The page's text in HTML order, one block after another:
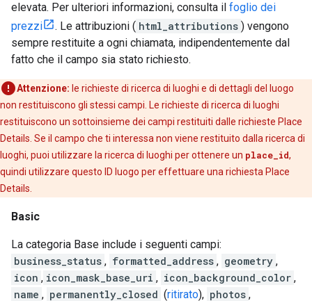
elevata. Per ulteriori informazioni, consulta il foglio dei
prezzi
. Le attribuzioni ( html_attributions ) vengono
sempre restituite a ogni chiamata, indipendentemente dal
fatto che il campo sia stato richiesto.
Attenzione: le richieste di ricerca di luoghi e di dettagli del luogo
non restituiscono gli stessi campi. Le richieste di ricerca di luoghi
restituiscono un sottoinsieme dei campi restituiti dalle richieste Place
Details. Se il campo che ti interessa non viene restituito dalla ricerca di
luoghi, puoi utilizzare la ricerca di luoghi per ottenere un place_id,
quindi utilizzare questo ID luogo per effettuare una richiesta Place
Details.
Basic
La categoria Base include i seguenti campi:
business_status , formatted_address , geometry ,
icon , icon_mask_base_uri , icon_background_color ,
name , permanently_closed (ritirato), photos ,